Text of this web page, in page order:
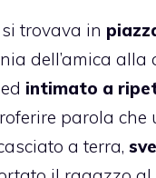
trovava in
dell’amica
intimato a
parola
a terra,